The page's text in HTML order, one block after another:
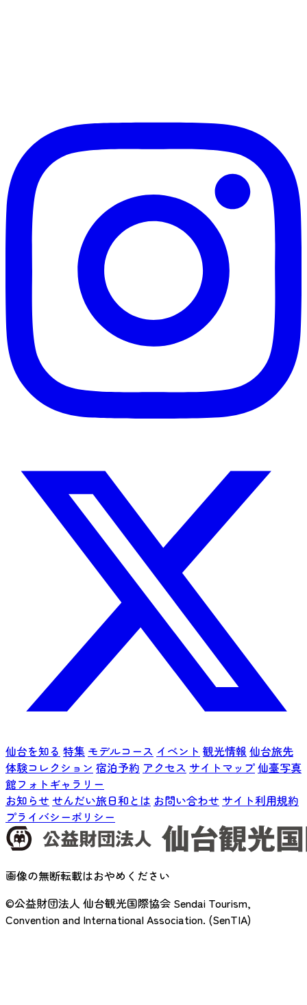
仙台を知る 特集 モデルコース イベント 観光情報 仙台旅先
体験コレクション 宿泊予約 アクセス サイトマップ仙臺写真
館フォトギャラリー
お知らせ せんだい旅日和とは お問い合わせ サイト利用規約
プライバシーポリシー
画像の無断転載はおやめください
©公益財団法人 仙台観光国際協会 Sendai Tourism,
Convention and International Association. (SenTIA)